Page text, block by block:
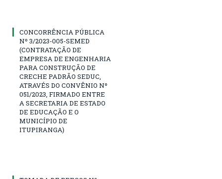
CONCORRÊNCIA PÚBLICA
Nº 3/2023-005-SEMED
(CONTRATAÇÃO DE
EMPRESA DE ENGENHARIA
PARA CONSTRUÇÃO DE
CRECHE PADRÃO SEDUC,
ATRAVÉS DO CONVÊNIO Nº
051/2023, FIRMADO ENTRE
A SECRETARIA DE ESTADO
DE EDUCAÇÃO E O
MUNICÍPIO DE
ITUPIRANGA)